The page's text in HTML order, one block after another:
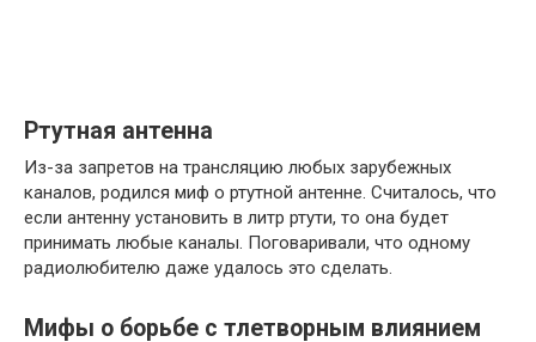
Ртутная антенна
Из-за запретов на трансляцию любых зарубежных
каналов, родился миф о ртутной антенне. Считалось, что
если антенну установить в литр ртути, то она будет
принимать любые каналы. Поговаривали, что одному
радиолюбителю даже удалось это сделать.
Мифы о борьбе с тлетворным влиянием